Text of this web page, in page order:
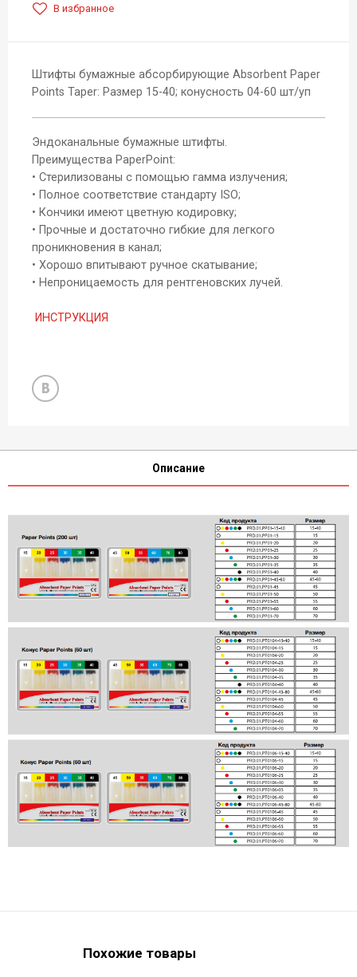
В избранное
Штифты бумажные абсорбирующие Absorbent Paper
Points Taper: Размер 15-40; конусность 04-60 шт/уп
Эндоканальные бумажные штифты.
Преимущества PaperPoint:
• Стерилизованы с помощью гамма излучения;
• Полное соответствие стандарту ISO;
• Кончики имеют цветную кодировку;
• Прочные и достаточно гибкие для легкого
проникновения в канал;
• Хорошо впитывают ручное скатывание;
• Непроницаемость для рентгеновских лучей.
ИНСТРУКЦИЯ
Описание
Похожие товары